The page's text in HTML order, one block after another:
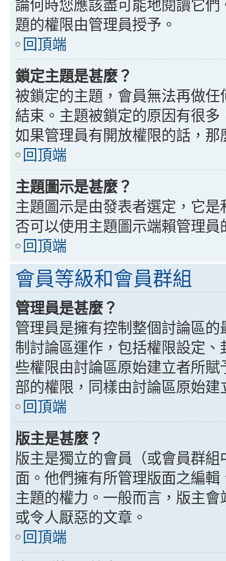
論何時您應該盡可能地閱讀它
題的權限由管理員授予。
回頂端
鎖定主題是甚麼？
被鎖定的主題，會員無法再做
結束。主題被鎖定的原因有很
如果管理員有開放權限的話，
回頂端
主題圖示是甚麼？
主題圖示是由發表者選定，它
否可以使用主題圖示端賴管理員
回頂端
會員等級和會員群組
管理員是甚麼？
管理員是擁有控制整個討論區
制討論區運作，包括權限設定
些權限由討論區原始建立者所
部的權限，同樣由討論區原始建
回頂端
版主是甚麼？
版主是獨立的會員（或會員群
面。他們擁有所管理版面之編
主題的權力。一般而言，版主
或令人厭惡的文章。
回頂端